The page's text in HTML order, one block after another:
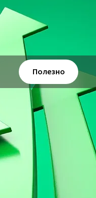
Полезно